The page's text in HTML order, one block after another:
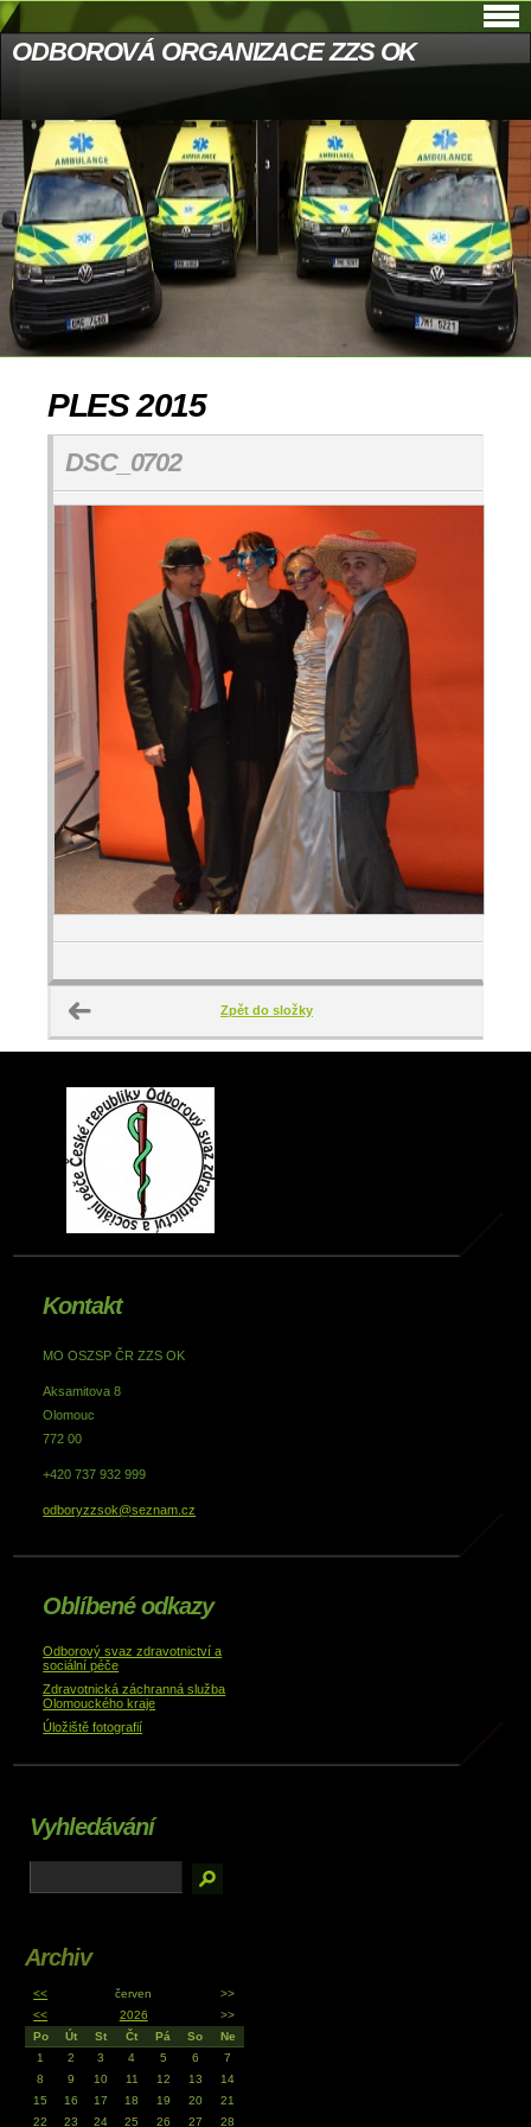
ODBOROVÁ ORGANIZACE ZZS OK
PLES 2015
DSC_0702
Zpět do složky
Kontakt
MO OSZSP ČR ZZS OK
Aksamitova 8
Olomouc
772 00
+420 737 932 999
odboryzzsok@seznam.cz
Oblíbené odkazy
Odborový svaz zdravotnictví a
sociální péče
Zdravotnická záchranná služba
Olomouckého kraje
Úložiště fotografií
Vyhledávání
Archiv
<< červen
>>
<<
2026
>>
Po
Út St Čt Pá So
Ne
1
2 3 4 5 6
7
8
9 10 11 12 13
14
15
16 17 18 19 20
21
22
23 24 25 26 27 28